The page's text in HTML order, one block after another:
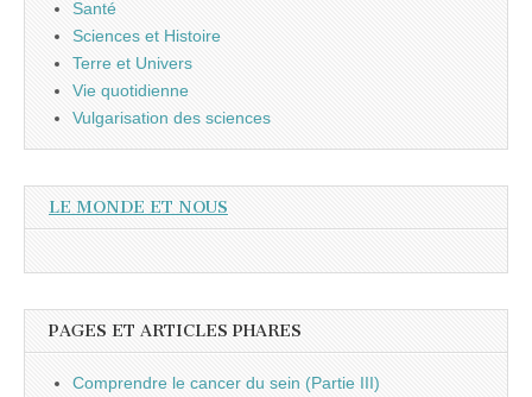
Santé
Sciences et Histoire
Terre et Univers
Vie quotidienne
Vulgarisation des sciences
LE MONDE ET NOUS
PAGES ET ARTICLES PHARES
Comprendre le cancer du sein (Partie III)